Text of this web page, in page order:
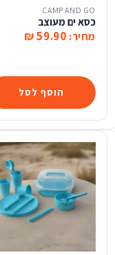
הוסף לסל
CAMP AND GO
כסא ים מעוצב
מחיר: 59.90 ₪